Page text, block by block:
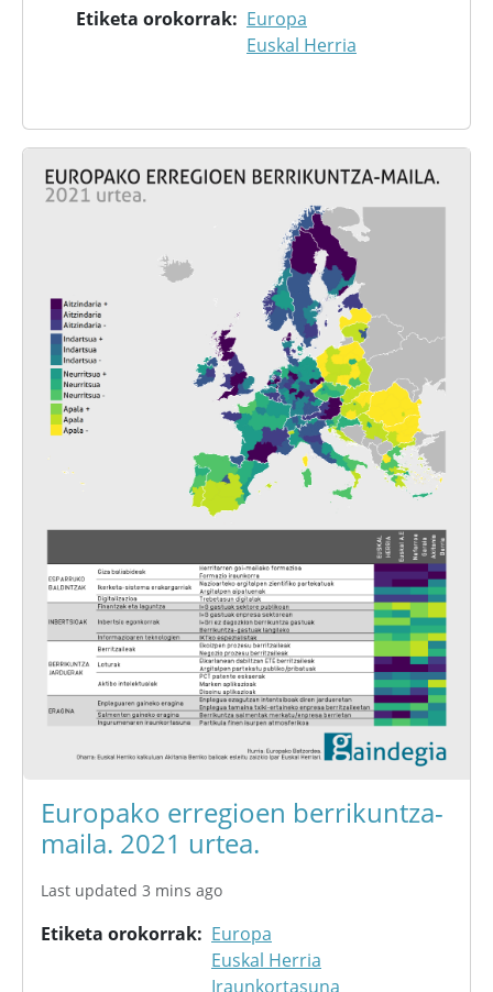
Etiketa orokorrak
Europa
Euskal Herria
Europako erregioen berrikuntza-
maila. 2021 urtea.
Last updated 3 mins ago
Etiketa orokorrak
Europa
Euskal Herria
Iraunkortasuna